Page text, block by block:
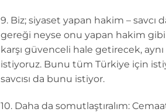
9. Biz; siyaset yapan hakim –
gereği neyse onu yapan hakim gibi
karşı güvenceli hale getirecek,
istiyoruz. Bunu tüm Türkiye için
savcısı da bunu istiyor.
10. Daha da somutlaştıralım: